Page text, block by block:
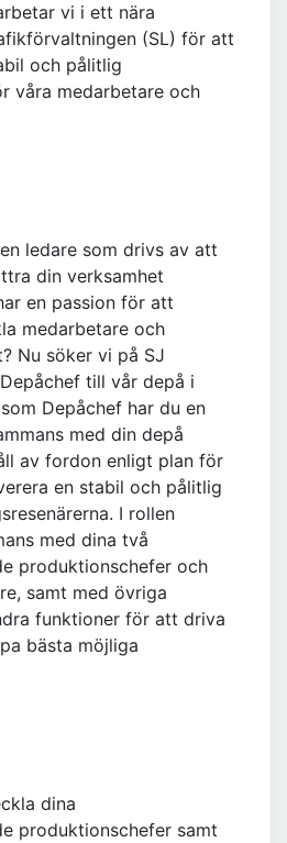
vi i ett nära
(SL) för att
och pålitlig
våra medarbetare och
ledare som drivs av att
din verksamhet
en passion för att
medarbetare och
Nu söker vi på SJ
till vår depå i
Depåchef har du en
med din depå
av fordon enligt plan för
en stabil och pålitlig
I rollen
med dina två
produktionschefer och
samt med övriga
funktioner för att driva
bästa möjliga
dina
produktionschefer samt